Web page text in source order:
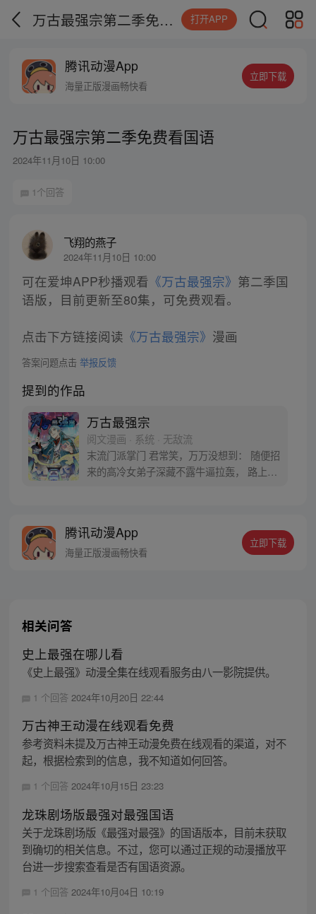
万古最强宗第二季免费看国语 打开APP
腾讯动漫App
海量正版漫画畅快看
立即下载
万古最强宗第二季免费看国语
2024年11月10日 10:00
1个回答
飞翔的燕子
2024年11月10日 10:00
可在爱坤APP秒播观看 《万古最强宗》 第二季国
语版，目前更新至80集，可免费观看。
点击下方链接阅读 《万古最强宗》 漫画
答案问题点击 举报反馈
提到的作品
万古最强宗
阅文漫画 · 系统 · 无敌流
末流门派掌门 君常笑，万万没想到： 随便招
来的高冷女弟子深藏不露牛逼拉轰， 路上闭
苍要我末流门派逆天，挡不住啊
腾讯动漫App
海量正版漫画畅快看
立即下载
相关问答
史上最强在哪儿看
《史上最强》动漫全集在线观看服务由八一影院提供。
1 个回答 2024年10月20日 22:44
万古神王动漫在线观看免费
参考资料未提及万古神王动漫免费在线观看的渠道，对不
起，根据检索到的信息，我不知道如何回答。
1 个回答 2024年10月15日 23:23
龙珠剧场版最强对最强国语
关于龙珠剧场版《最强对最强》的国语版本，目前未获取
到确切的相关信息。不过，您可以通过正规的动漫播放平
台进一步搜索查看是否有国语资源。
1 个回答 2024年10月04日 10:19